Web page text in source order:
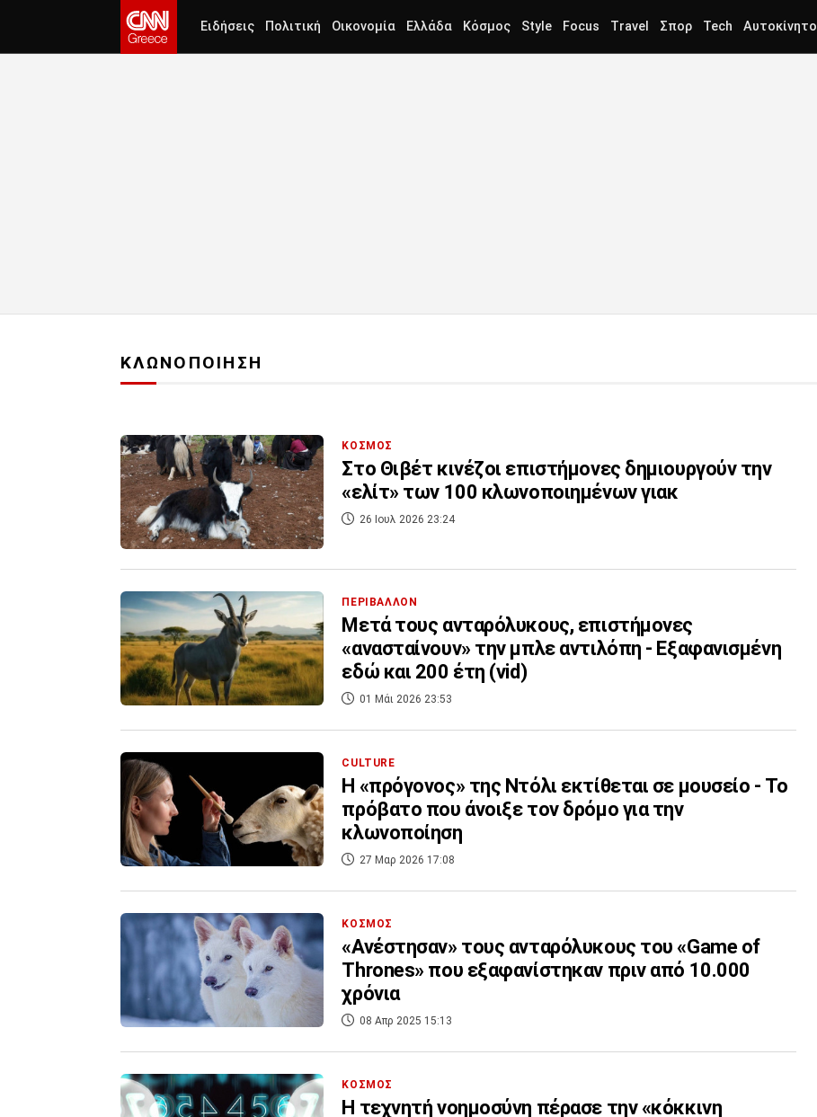
Ειδήσεις Πολιτική Οικονομία Ελλάδα Κόσμος Style Focus Travel Σπορ Tech Αυτοκίνητο
ΚΛΩΝΟΠΟΙΗΣΗ
ΚΟΣΜΟΣ
Στο Θιβέτ κινέζοι επιστήμονες δημιουργούν την
«ελίτ» των 100 κλωνοποιημένων γιακ
26 Ιουλ 2026 23:24
ΠΕΡΙΒΑΛΛΟΝ
Μετά τους ανταρόλυκους, επιστήμονες
«ανασταίνουν» την μπλε αντιλόπη - Εξαφανισμένη
εδώ και 200 έτη (vid)
01 Μάι 2026 23:53
CULTURE
Η «πρόγονος» της Ντόλι εκτίθεται σε μουσείο - Το
πρόβατο που άνοιξε τον δρόμο για την
κλωνοποίηση
27 Μαρ 2026 17:08
ΚΟΣΜΟΣ
«Ανέστησαν» τους ανταρόλυκους του «Game of
Thrones» που εξαφανίστηκαν πριν από 10.000
χρόνια
08 Απρ 2025 15:13
ΚΟΣΜΟΣ
Η τεχνητή νοημοσύνη πέρασε την «κόκκινη